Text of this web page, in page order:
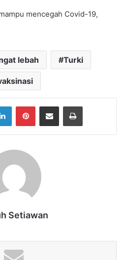
mencegah Covid-19,
lebah Turki
LinkedInPinterestShare via Email Print
Setiawan